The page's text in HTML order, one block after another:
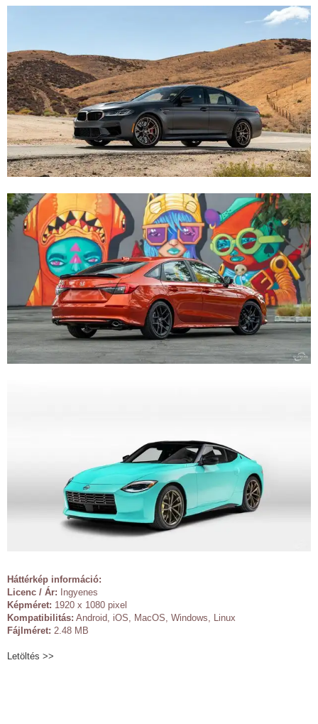
Háttérkép információ:
Licenc / Ár: Ingyenes
Képméret: 1920 x 1080 pixel
Kompatibilitás: Android, iOS, MacOS, Windows, Linux
Fájlméret: 2.48 MB
Letöltés >>